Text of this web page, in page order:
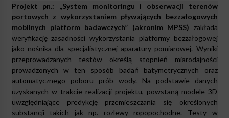
Projekt pn.: „System monitoringu i obserwacji terenów
portowych z wykorzystaniem pływających bezzałogowych
mobilnych platform badawczych” (akronim MPSS) zakłada
weryfikację zasadności wykorzystania platformy bezzałogowej
jako nośnika dla specjalistycznej aparatury pomiarowej. Wyniki
przeprowadzanych testów określą stopnień miarodajności
prowadzonych w ten sposób badań batymetrycznych oraz
automatycznego poboru prób wody. Na podstawie danych
uzyskanych w trakcie realizacji projektu, powstaną modele 3D
uwzględniające predykcję przemieszczania się określonych
substancji takich jak np. rozlewy ropopochodne. Testy w